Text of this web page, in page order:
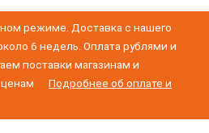
режиме. Доставка с нашего
6 недель. Оплата рублями и
поставки магазинам и
Подробнее об оплате и